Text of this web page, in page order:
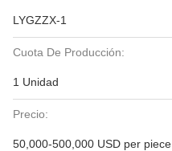
LYGZZX-1
Cuota De Producción:
1 Unidad
Precio:
50,000-500,000 USD per piece